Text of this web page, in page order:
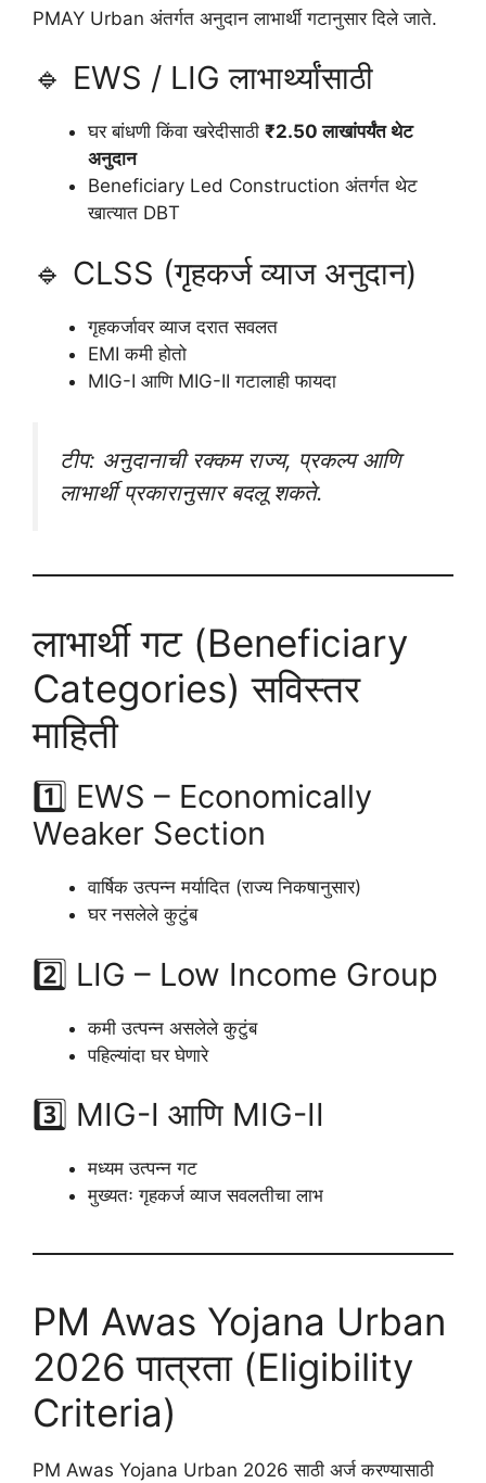
PMAY Urban अंतर्गत अनुदान लाभार्थी गटानुसार दिले जाते.
🔹 EWS / LIG लाभार्थ्यांसाठी
घर बांधणी किंवा खरेदीसाठी ₹2.50 लाखांपर्यंत थेट
अनुदान
Beneficiary Led Construction अंतर्गत थेट
खात्यात DBT
🔹 CLSS (गृहकर्ज व्याज अनुदान)
गृहकर्जावर व्याज दरात सवलत
EMI कमी होतो
MIG-I आणि MIG-II गटालाही फायदा
टीप: अनुदानाची रक्कम राज्य, प्रकल्प आणि
लाभार्थी प्रकारानुसार बदलू शकते.
लाभार्थी गट (Beneficiary
Categories) सविस्तर
माहिती
1️⃣ EWS – Economically
Weaker Section
वार्षिक उत्पन्न मर्यादित (राज्य निकषानुसार)
घर नसलेले कुटुंब
2️⃣ LIG – Low Income Group
कमी उत्पन्न असलेले कुटुंब
पहिल्यांदा घर घेणारे
3️⃣ MIG-I आणि MIG-II
मध्यम उत्पन्न गट
मुख्यतः गृहकर्ज व्याज सवलतीचा लाभ
PM Awas Yojana Urban
2026 पात्रता (Eligibility
Criteria)
PM Awas Yojana Urban 2026 साठी अर्ज करण्यासाठी